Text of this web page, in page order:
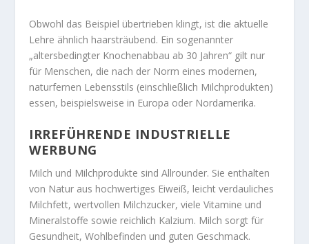
Obwohl das Beispiel übertrieben klingt, ist die aktuelle
Lehre ähnlich haarsträubend. Ein sogenannter
„altersbedingter Knochenabbau ab 30 Jahren“ gilt nur
für Menschen, die nach der Norm eines modernen,
naturfernen Lebensstils (einschließlich Milchprodukten)
essen, beispielsweise in Europa oder Nordamerika.
IRREFÜHRENDE INDUSTRIELLE
WERBUNG
Milch und Milchprodukte sind Allrounder. Sie enthalten
von Natur aus hochwertiges Eiweiß, leicht verdauliches
Milchfett, wertvollen Milchzucker, viele Vitamine und
Mineralstoffe sowie reichlich Kalzium. Milch sorgt für
Gesundheit, Wohlbefinden und guten Geschmack.